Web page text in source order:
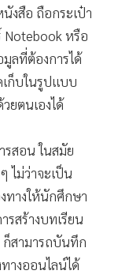
งสือ ถือกระเป๋า
Notebook หรือ
ลที่ต้องการได้
ก็บในรูปแบบ
ยตนเองได้
รสอน ในสมัย
ไม่ว่าจะเป็น
ทางให้นักศึกษา
รสร้างบทเรียน
ก็สามารถบันทึก
างออนไลน์ได้